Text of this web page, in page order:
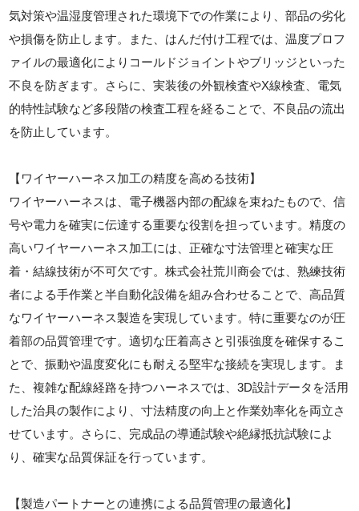
気対策や温湿度管理された環境下での作業により、部品の劣化
や損傷を防止します。また、はんだ付け工程では、温度プロフ
ァイルの最適化によりコールドジョイントやブリッジといった
不良を防ぎます。さらに、実装後の外観検査やX線検査、電気
的特性試験など多段階の検査工程を経ることで、不良品の流出
を防止しています。
【ワイヤーハーネス加工の精度を高める技術】
ワイヤーハーネスは、電子機器内部の配線を束ねたもので、信
号や電力を確実に伝達する重要な役割を担っています。精度の
高いワイヤーハーネス加工には、正確な寸法管理と確実な圧
着・結線技術が不可欠です。株式会社荒川商会では、熟練技術
者による手作業と半自動化設備を組み合わせることで、高品質
なワイヤーハーネス製造を実現しています。特に重要なのが圧
着部の品質管理です。適切な圧着高さと引張強度を確保するこ
とで、振動や温度変化にも耐える堅牢な接続を実現します。ま
た、複雑な配線経路を持つハーネスでは、3D設計データを活用
した治具の製作により、寸法精度の向上と作業効率化を両立さ
せています。さらに、完成品の導通試験や絶縁抵抗試験によ
り、確実な品質保証を行っています。
【製造パートナーとの連携による品質管理の最適化】